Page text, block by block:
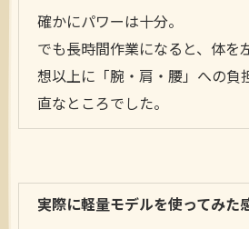
確かにパワーは十分。
でも長時間作業になると、体を
想以上に「腕・肩・腰」への負
直なところでした。
実際に軽量モデルを使ってみた